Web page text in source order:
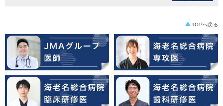
TOPへ戻る